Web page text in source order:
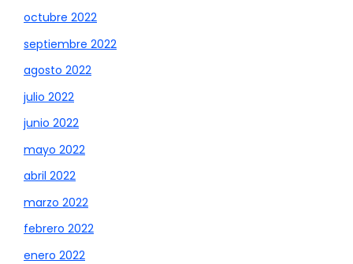
octubre 2022
septiembre 2022
agosto 2022
julio 2022
junio 2022
mayo 2022
abril 2022
marzo 2022
febrero 2022
enero 2022